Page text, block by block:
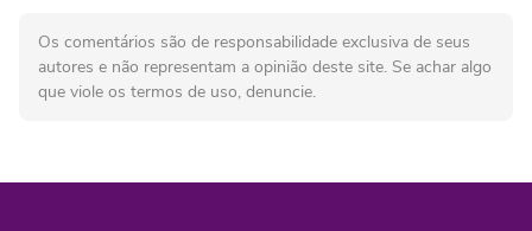
Os comentários são de responsabilidade exclusiva de seus
autores e não representam a opinião deste site. Se achar algo
que viole os termos de uso, denuncie.